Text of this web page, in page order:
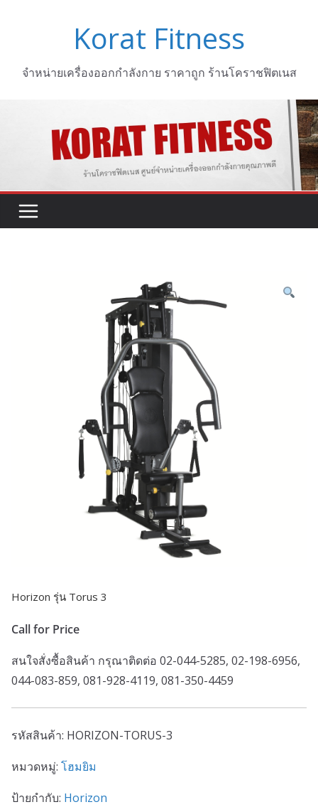
Korat Fitness
จำหน่ายเครื่องออกกำลังกาย ราคาถูก ร้านโคราชฟิตเนส
Horizon รุ่น Torus 3
Call for Price
สนใจสั่งซื้อสินค้า กรุณาติดต่อ 02-044-5285, 02-198-6956,
044-083-859, 081-928-4119, 081-350-4459
รหัสสินค้า: HORIZON-TORUS-3
หมวดหมู่: โฮมยิม
ป้ายกำกับ: Horizon